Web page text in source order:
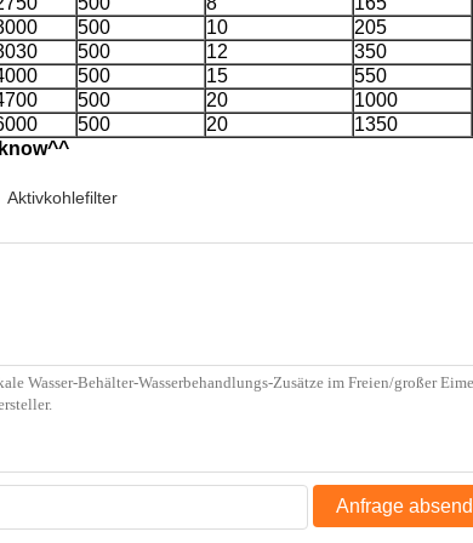
500 10
205
500 12
350
500 15
550
500 20
1000
500 20
1350
Aktivkohlefilter
Anfrage